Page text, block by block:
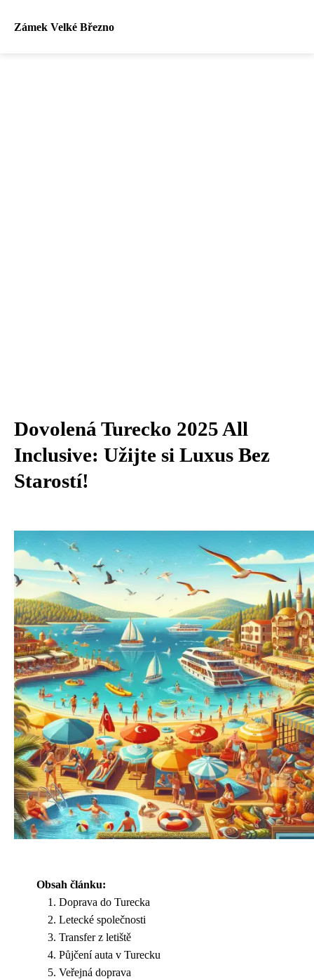
Zámek Velké Březno
Dovolená Turecko 2025 All
Inclusive: Užijte si Luxus Bez
Starostí!
Obsah článku:
Doprava do Turecka
Letecké společnosti
Transfer z letiště
Půjčení auta v Turecku
Veřejná doprava